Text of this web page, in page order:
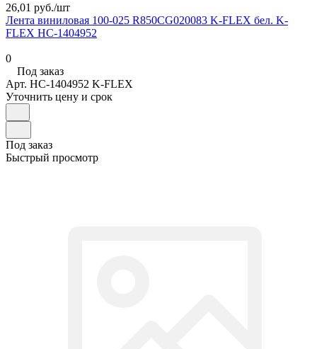
26,01 руб./шт
Лента виниловая 100-025 R850CG020083 K-FLEX бел. K-
FLEX НС-1404952
0
Под заказ
Арт. НС-1404952 K-FLEX
Уточнить цену и срок
Под заказ
Быстрый просмотр